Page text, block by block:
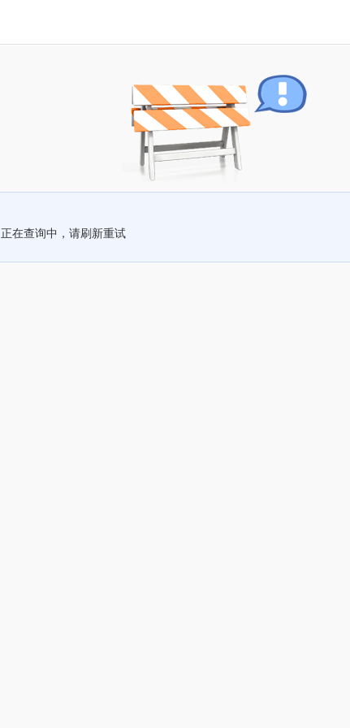
正在查询中，请刷新重试